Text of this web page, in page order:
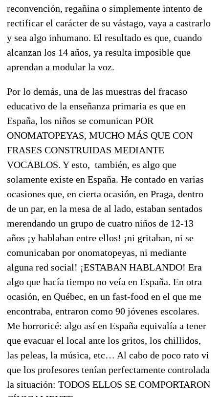
reconvención, regañina o simplemente intento de
rectificar el carácter de su vástago, vaya a castrarlo
y sea algo inhumano. El resultado es que, cuando
alcanzan los 14 años, ya resulta imposible que
aprendan a modular la voz.
Por lo demás, una de las muestras del fracaso
educativo de la enseñanza primaria es que en
España, los niños se comunican POR
ONOMATOPEYAS, MUCHO MÁS QUE CON
FRASES CONSTRUIDAS MEDIANTE
VOCABLOS. Y esto, también, es algo que
solamente existe en España. He contado en varias
ocasiones que, en cierta ocasión, en Praga, dentro
de un par, en la mesa de al lado, estaban sentados
merendando un grupo de cuatro niños de 12-13
años ¡y hablaban entre ellos! ¡ni gritaban, ni se
comunicaban por onomatopeyas, ni mediante
alguna red social! ¡ESTABAN HABLANDO! Era
algo que hacía tiempo no veía en España. En otra
ocasión, en Québec, en un fast-food en el que me
encontraba, entraron como 90 jóvenes escolares.
Me horroricé: algo así en España equivalía a tener
que evacuar el local ante los gritos, los chillidos,
las peleas, la música, etc… Al cabo de poco rato vi
que los profesores tenían perfectamente controlada
la situación: TODOS ELLOS SE COMPORTARON